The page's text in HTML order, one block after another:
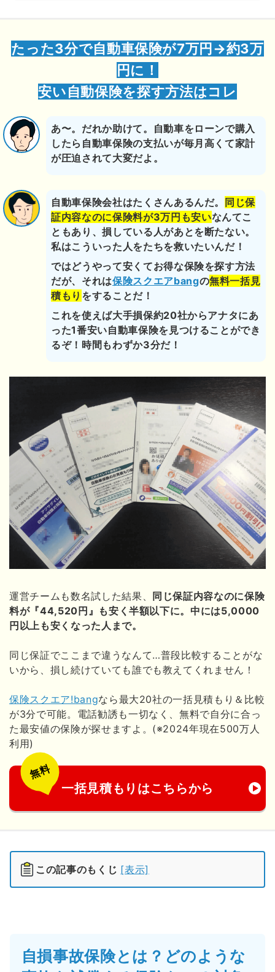
たった3分で自動車保険が7万円→約3万
円に！
安い自動保険を探す方法はコレ
あ〜。だれか助けて。自動車をローンで購入
したら自動車保険の支払いが毎月高くて家計
が圧迫されて大変だよ。
自動車保険会社はたくさんあるんだ。 同じ保
証内容なのに保険料が3万円も安いなんてこ
ともあり、損している人があとを断たない。
私はこういった人をたちを救いたいんだ！
ではどうやって安くてお得な保険を探す方法
だが、それは保険スクエアbangの無料一括見
積もり をすることだ！
これを使えば大手損保約20社からアナタにあ
った1番安い自動車保険を見つけることができ
るぞ！時間もわずか3分だ！
運営チームも数名試した結果、
同じ保証内容なのに保険
料が『44,520円』も安く半額以下に。中には5,0000
円以上も安くなった人まで。
同じ保証でここまで違うなんて…普段比較することがな
いから、損し続けていても誰でも教えてくれません！
保険スクエア!bangなら最大20社の一括見積もり＆比較
が3分で可能。電話勧誘も一切なく、無料で自分に合っ
た最安値の保険が探せますよ。(※2024年現在500万人
利用)
無料
一括見積もりはこちらから
この記事のもくじ [表示]
自損事故保険とは？どのような